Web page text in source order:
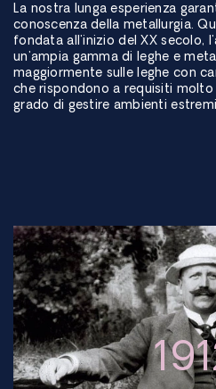
La nostra lunga esperienza
conoscenza della metallurgia.
fondata all'inizio del XX secolo,
un'ampia gamma di leghe e
maggiormente sulle leghe con
che rispondono a requisiti
grado di gestire ambienti estremi.